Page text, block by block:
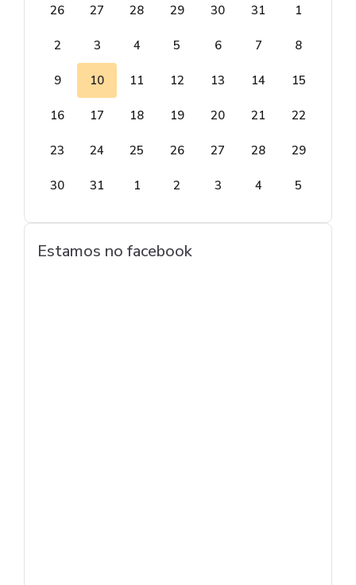
26
27 28 29 30 31 1
2 3 4 5 6 7 8
9 10 11 12 13 14 15
16 17 18 19 20 21 22
23 24 25 26 27 28 29
30 31 1 2 3 4 5
Estamos no facebook